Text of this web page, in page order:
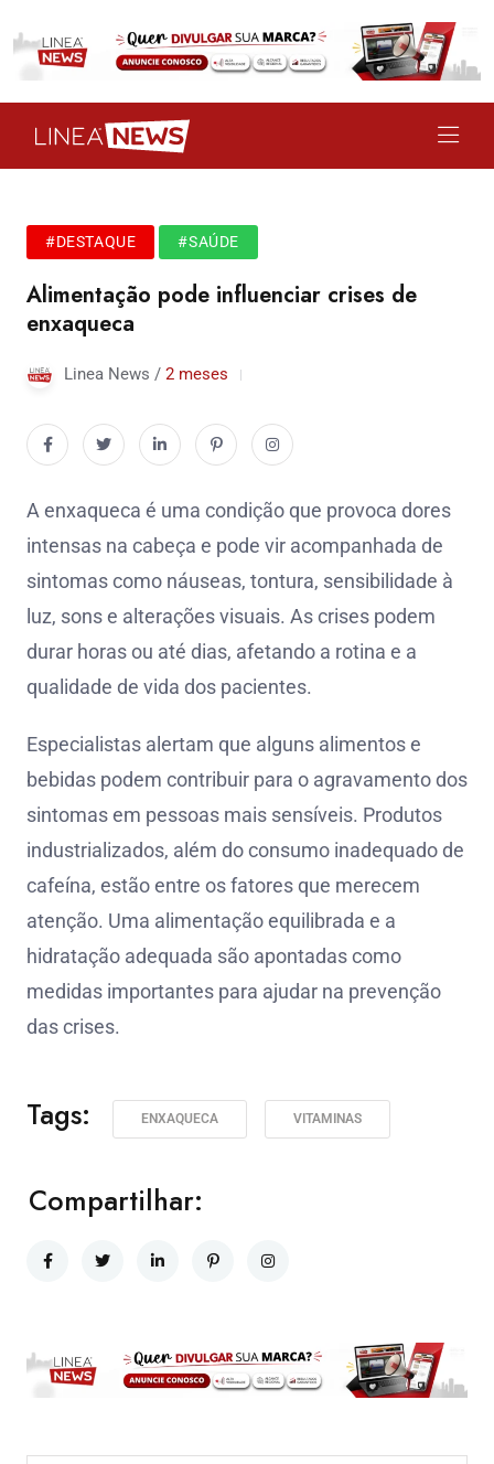
#DESTAQUE #SAÚDE
Alimentação pode influenciar crises de
enxaqueca
Linea News / 2 meses
A enxaqueca é uma condição que provoca dores
intensas na cabeça e pode vir acompanhada de
sintomas como náuseas, tontura, sensibilidade à
luz, sons e alterações visuais. As crises podem
durar horas ou até dias, afetando a rotina e a
qualidade de vida dos pacientes.
Especialistas alertam que alguns alimentos e
bebidas podem contribuir para o agravamento dos
sintomas em pessoas mais sensíveis. Produtos
industrializados, além do consumo inadequado de
cafeína, estão entre os fatores que merecem
atenção. Uma alimentação equilibrada e a
hidratação adequada são apontadas como
medidas importantes para ajudar na prevenção
das crises.
Tags: ENXAQUECA VITAMINAS
Compartilhar: